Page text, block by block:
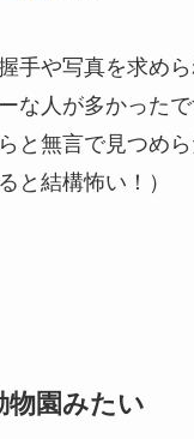
手や写真を求め
な人が多かった
と無言で見つめ
と結構怖い！）
物園みたい